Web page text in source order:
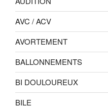
AVC / ACV
AVORTEMENT
BALLONNEMENTS
BI DOULOUREUX
BILE